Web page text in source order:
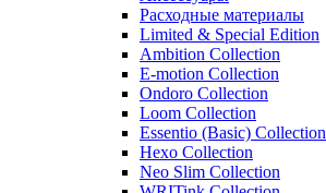
Расходные материалы
Limited & Special Edition
Ambition Collection
E-motion Collection
Ondoro Collection
Loom Collection
Essentio (Basic) Collection
Hexo Collection
Neo Slim Collection